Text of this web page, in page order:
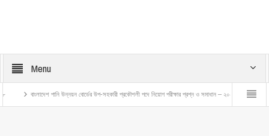
Menu
বোর্ডের উপ-সহকারী প্রকৌশলী পদে নিয়োগ পরীক্ষার প্রশ্ন ও সমাধান – ২০২৬ বাংলাদেশ রেলওয়ে ট্রেন